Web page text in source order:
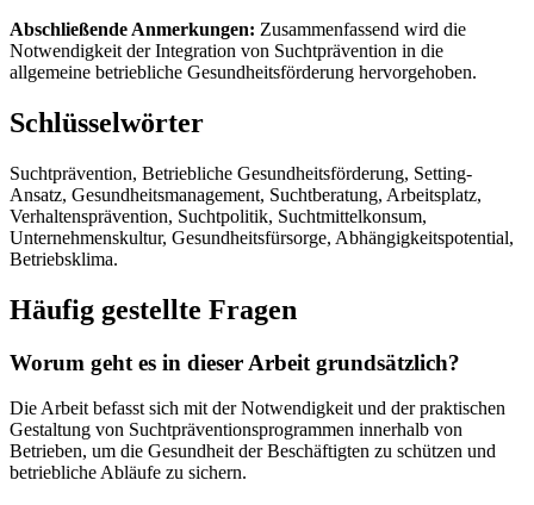
Abschließende Anmerkungen: Zusammenfassend wird die
Notwendigkeit der Integration von Suchtprävention in die
allgemeine betriebliche Gesundheitsförderung hervorgehoben.
Schlüsselwörter
Suchtprävention, Betriebliche Gesundheitsförderung, Setting-
Ansatz, Gesundheitsmanagement, Suchtberatung, Arbeitsplatz,
Verhaltensprävention, Suchtpolitik, Suchtmittelkonsum,
Unternehmenskultur, Gesundheitsfürsorge, Abhängigkeitspotential,
Betriebsklima.
Häufig gestellte Fragen
Worum geht es in dieser Arbeit grundsätzlich?
Die Arbeit befasst sich mit der Notwendigkeit und der praktischen
Gestaltung von Suchtpräventionsprogrammen innerhalb von
Betrieben, um die Gesundheit der Beschäftigten zu schützen und
betriebliche Abläufe zu sichern.